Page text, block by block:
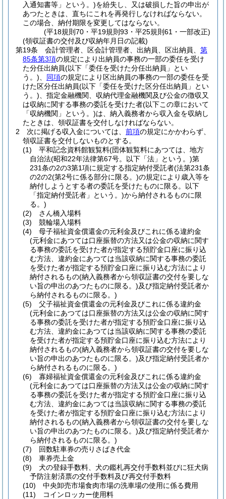
入通知書等」という。)を紛失し、又は破損した旨の申出が
あつたときは、直ちにこれを再発行しなければならない。
この場合、納付期限を変更してはならない。
(平18規則70・平19規則93・平25規則61・一部改正)
(領収証書の交付及び収納年月日の記載)
第19条
会計管理者、区会計管理者、出納員、区出納員、 第
85条第3項の規定により出納員の事務の一部の委任を受け
た分任出納員(以下「委任を受けた分任出納員」とい
う。)
同項の規定により区出納員の事務の一部の委任を受
けた区分任出納員(以下「委任を受けた区分任出納員」とい
う。) 、指定金融機関、収納代理金融機関及び公金の徴収又
は収納に関する事務の委託を受けた者(以下この章において
「収納機関」という。)は、納入義務者から収入金を収納し
たときは、領収証書を交付しなければならない。
2
次に掲げる収入金については、 前項の規定にかかわらず、
領収証書を交付しないものとする。
(1)
平和記念資料館観覧料(団体観覧料にあつては、地方
自治法(昭和22年法律第67号。以下「法」という。)第
231条の2の3第1項に規定する指定納付受託者(法第231条
の2の2(第2号に係る部分に限る。)の規定により歳入等を
納付しようとする者の委託を受けたものに限る。以下
「指定納付受託者」という。)から納付されるものに限
る。)
(2)
さん橋入場料
(3)
競輪場入場料
(4)
母子福祉資金償還金の元利金及びこれに係る違約金
(元利金にあつては口座振替の方法又は公金の収納に関す
る事務の委託を受けた者が指定する預貯金口座に振り込
む方法、違約金にあつては当該収納に関する事務の委託
を受けた者が指定する預貯金口座に振り込む方法により
納付されるもの(納入義務者から領収証書の交付を要しな
い旨の申出のあつたものに限る。)及び指定納付受託者か
ら納付されるものに限る。)
(5)
父子福祉資金償還金の元利金及びこれに係る違約金
(元利金にあつては口座振替の方法又は公金の収納に関す
る事務の委託を受けた者が指定する預貯金口座に振り込
む方法、違約金にあつては当該収納に関する事務の委託
を受けた者が指定する預貯金口座に振り込む方法により
納付されるもの(納入義務者から領収証書の交付を要しな
い旨の申出のあつたものに限る。)及び指定納付受託者か
ら納付されるものに限る。)
(6)
寡婦福祉資金償還金の元利金及びこれに係る違約金
(元利金にあつては口座振替の方法又は公金の収納に関す
る事務の委託を受けた者が指定する預貯金口座に振り込
む方法、違約金にあつては当該収納に関する事務の委託
を受けた者が指定する預貯金口座に振り込む方法により
納付されるもの(納入義務者から領収証書の交付を要しな
い旨の申出のあつたものに限る。)及び指定納付受託者か
ら納付されるものに限る。)
(7)
回数駐車券の売りさばき代金
(8)
車券売上金
(9)
犬の登録手数料、犬の鑑札再交付手数料並びに狂犬病
予防注射済票の交付手数料及び再交付手数料
(10)
中央卸売市場食肉市場の洗車場の使用に係る費用
(11)
コインロッカー使用料